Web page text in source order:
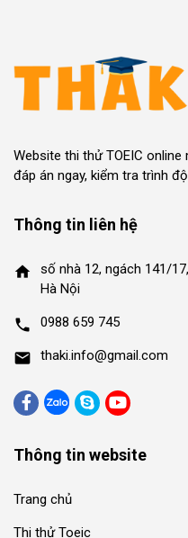
Website thi thử TOEIC
đáp án ngay, kiểm tra trình
Thông tin liên hệ
home
số nhà 12, ngách 141/
Hà Nội
phone 0988 659 745
mail thaki.info@gmail.com
Thông tin website
Trang chủ
Thi thử Toeic